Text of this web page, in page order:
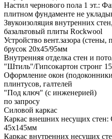
Настил чернового пола 1 эт.:
плитном фундаменте не
Звукоизоляция внутренних
базальтовый плиты Rockwool
Устройство вент.зазора
брусок 20х45/95мм
Внутренняя отделка стен и
"Штиль"/Гипсокартон стронг
Оформление окон
плинтусов, галтелей
"Под ключ" (с инженерией)
по запросу
Силовой каркас
Каркас внешних несущих стен:
45х145мм
Каркас внутренних несущих